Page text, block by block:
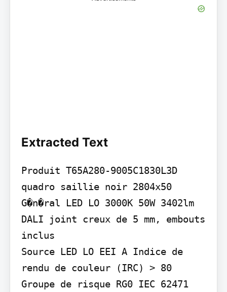
Extracted Text
Produit T65A280-9005C1830L3D
quadro saillie noir 2804x50
G�n�ral LED LO 3000K 50W 3402lm
DALI joint creux de 5 mm, embouts
inclus
Source LED LO EEI A Indice de
rendu de couleur (IRC) > 80
Groupe de risque RG0 IEC 62471